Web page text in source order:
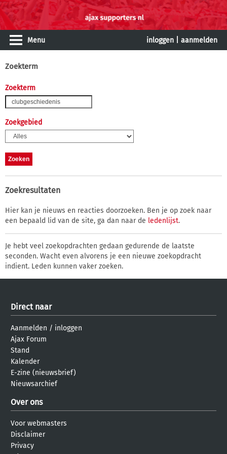
Menu inloggen aanmelden
Zoekterm
Zoekterm
Zoekgebied
Zoekresultaten
Hier kan je nieuws en reacties doorzoeken. Ben je op zoek naar
een bepaald lid van de site, ga dan naar de ledenlijst.
Je hebt veel zoekopdrachten gedaan gedurende de laatste
seconden. Wacht even alvorens je een nieuwe zoekopdracht
indient. Leden kunnen vaker zoeken.
Direct naar
Aanmelden / inloggen
Ajax Forum
Stand
Kalender
E-zine (nieuwsbrief)
Nieuwsarchief
Over ons
Voor webmasters
Disclaimer
Privacy